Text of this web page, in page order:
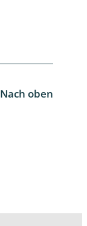
Nach oben